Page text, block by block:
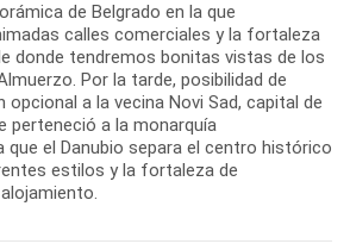
de Belgrado en la que
calles comerciales y la fortaleza
donde tendremos bonitas vistas de los
Por la tarde, posibilidad de
opcional a la vecina Novi Sad, capital de
perteneció a la monarquía
que el Danubio separa el centro histórico
estilos y la fortaleza de